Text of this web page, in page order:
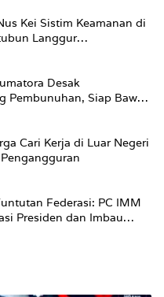
Kei Sistim Keamanan di
Langgur
Desak
Pembunuhan, Siap Bawa
RI
Cari Kerja di Luar Negeri
Federasi: PC IMM
Presiden dan Imbau
Merah Putih Di